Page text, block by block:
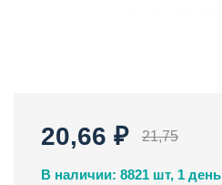
20,66 ₽ 21,75
В наличии: 8821 шт, 1 день